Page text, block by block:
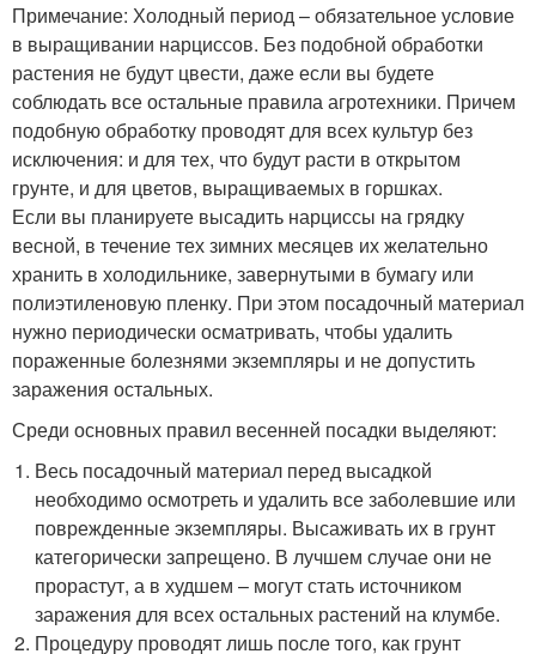
Примечание: Холодный период – обязательное условие
в выращивании нарциссов. Без подобной обработки
растения не будут цвести, даже если вы будете
соблюдать все остальные правила агротехники. Причем
подобную обработку проводят для всех культур без
исключения: и для тех, что будут расти в открытом
грунте, и для цветов, выращиваемых в горшках.
Если вы планируете высадить нарциссы на грядку
весной, в течение тех зимних месяцев их желательно
хранить в холодильнике, завернутыми в бумагу или
полиэтиленовую пленку. При этом посадочный материал
нужно периодически осматривать, чтобы удалить
пораженные болезнями экземпляры и не допустить
заражения остальных.
Среди основных правил весенней посадки выделяют:
Весь посадочный материал перед высадкой
необходимо осмотреть и удалить все заболевшие или
поврежденные экземпляры. Высаживать их в грунт
категорически запрещено. В лучшем случае они не
прорастут, а в худшем – могут стать источником
заражения для всех остальных растений на клумбе.
Процедуру проводят лишь после того, как грунт